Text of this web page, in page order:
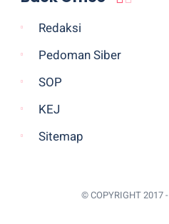
Redaksi
Pedoman Siber
SOP
KEJ
Sitemap
© COPYRIGHT 2017 -